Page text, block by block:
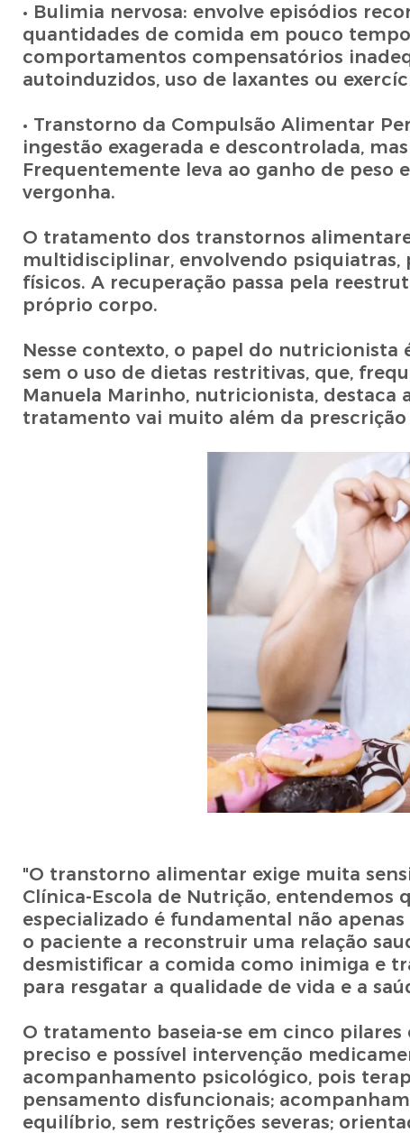
• Bulimia nervosa: envolve episódios
quantidades de comida em pouco
comportamentos compensatórios
autoinduzidos, uso de laxantes ou
• Transtorno da Compulsão Alimentar
ingestão exagerada e descontrolada,
Frequentemente leva ao ganho de peso
vergonha.
O tratamento dos transtornos
multidisciplinar, envolvendo psiquiatras,
físicos. A recuperação passa pela
próprio corpo.
Nesse contexto, o papel do
sem o uso de dietas restritivas, que,
Manuela Marinho, nutricionista, destaca
tratamento vai muito além da prescrição
"O transtorno alimentar exige muita
Clínica-Escola de Nutrição,
especializado é fundamental não
o paciente a reconstruir uma relação
desmistificar a comida como inimiga e
para resgatar a qualidade de vida e a
O tratamento baseia-se em cinco
preciso e possível intervenção
acompanhamento psicológico, pois
pensamento disfuncionais;
equilíbrio, sem restrições severas;